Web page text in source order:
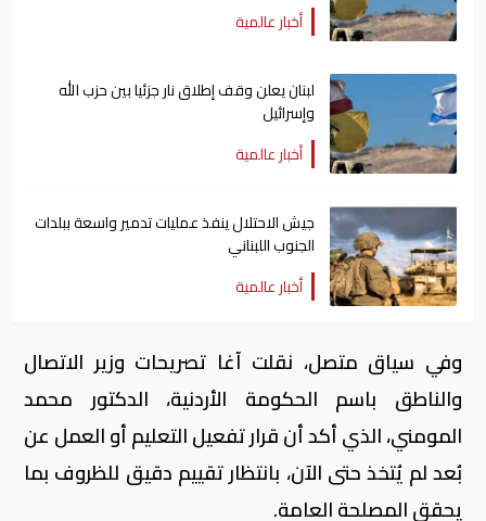
أخبار عالمية
لبنان يعلن وقف إطلاق نار جزئيا بين حزب الله
وإسرائيل
أخبار عالمية
جيش الاحتلال ينفذ عمليات تدمير واسعة ببلدات
الجنوب اللبناني
أخبار عالمية
وفي سياق متصل، نقلت آغا تصريحات وزير الاتصال
والناطق باسم الحكومة الأردنية، الدكتور محمد
المومني، الذي أكد أن قرار تفعيل التعليم أو العمل عن
بُعد لم يُتخذ حتى الآن، بانتظار تقييم دقيق للظروف بما
يحقق المصلحة العامة.